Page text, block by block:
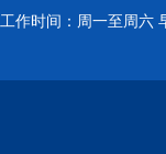
工作时间：周一至周六